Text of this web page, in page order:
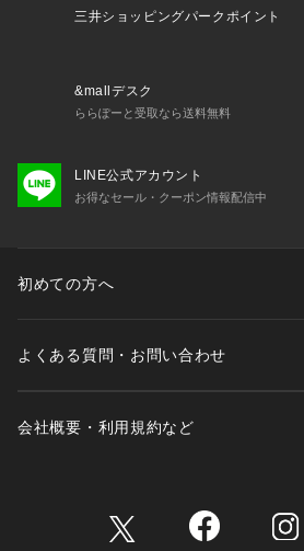
【 and D.petit main 】
デイリーウエアを、大事な子どもと、
カジュアルで動きやすく着やすい、
【 対象 】
三井ショッピングパークポイント
&mallデスク
ららぽーと受取なら送料無料
LINE公式アカウント
お得なセール・クーポン情報配信中
初めての方へ
よくある質問・お問い合わせ
会社概要・利用規約など